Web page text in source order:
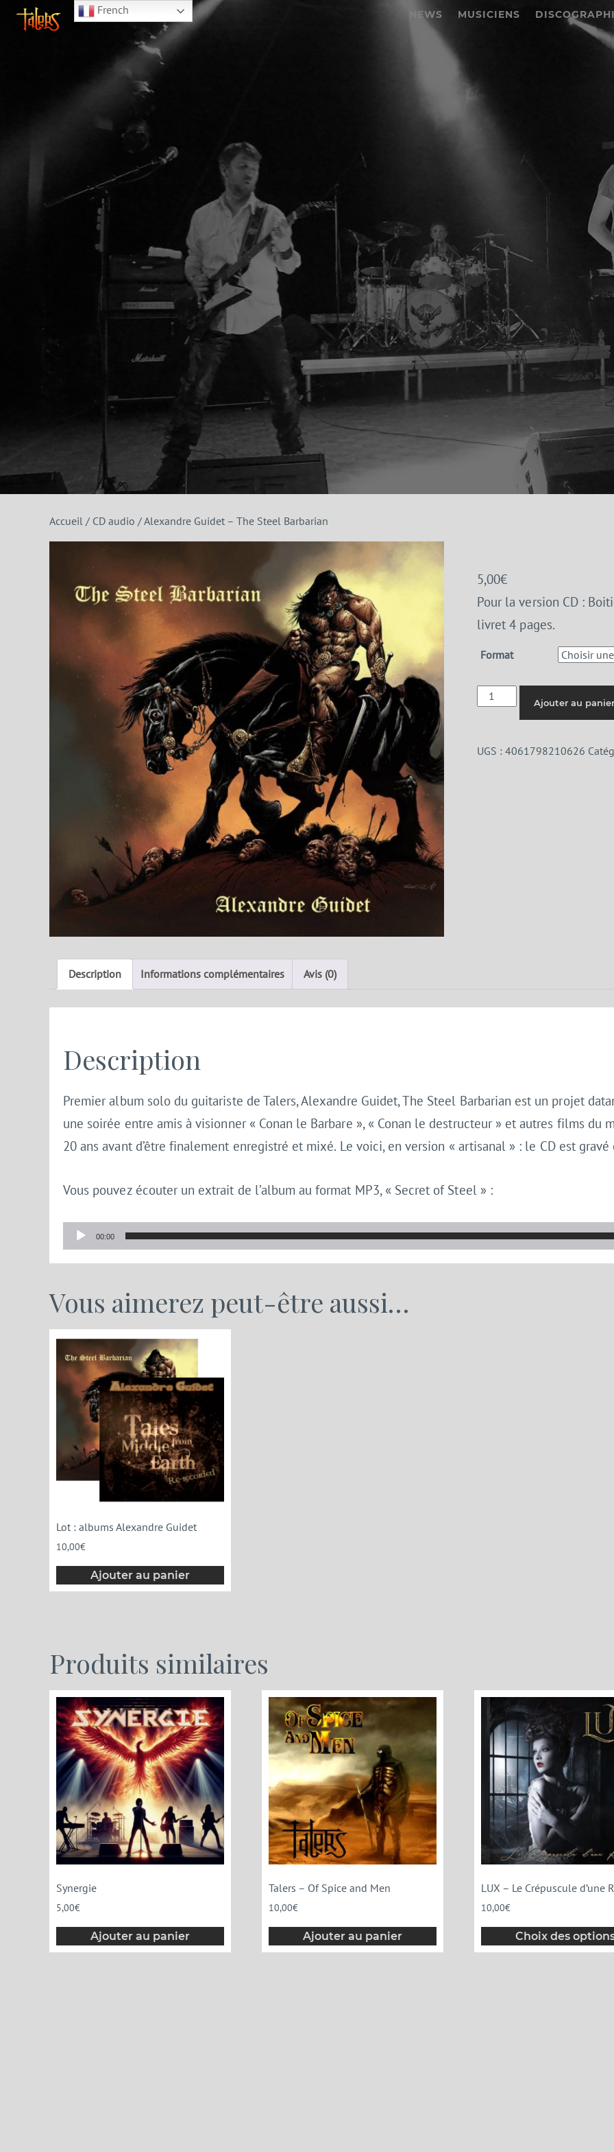
NEWS MUSICIENS
Accueil / CD audio / Alexandre Guidet – The Steel Barbarian
5,00€
Pour la version CD :
livret 4 pages.
Format
quantité
Guidet
Ajouter au panier
UGS : 4061798210626
Description Informations complémentaires Avis (0)
Description
Premier album solo du guitariste de Talers, Alexandre Guidet, The Steel Barbarian est un projet
une soirée entre amis à visionner « Conan le Barbare », « Conan le destructeur » et autres films du
20 ans avant d’être finalement enregistré et mixé. Le voici, en version « artisanal » : le CD est
Vous pouvez écouter un extrait de l’album au format MP3, « Secret of Steel » :
Lecteur
audio
00:00
Vous aimerez peut-être aussi…
Lot : albums Alexandre Guidet
10,00€
Ajouter au panier
Produits similaires
Synergie
5,00€
Ajouter au panier
Talers – Of Spice and Men
10,00€
Ajouter au panier
LUX – Le Crépuscule d’une
10,00€
Choix des
French